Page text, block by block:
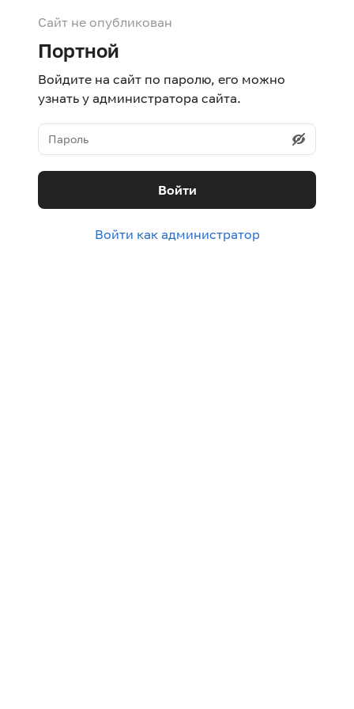
Сайт не опубликован
Портной
Войдите на сайт по паролю, его можно
узнать у администратора сайта.
Войти
Войти как администратор